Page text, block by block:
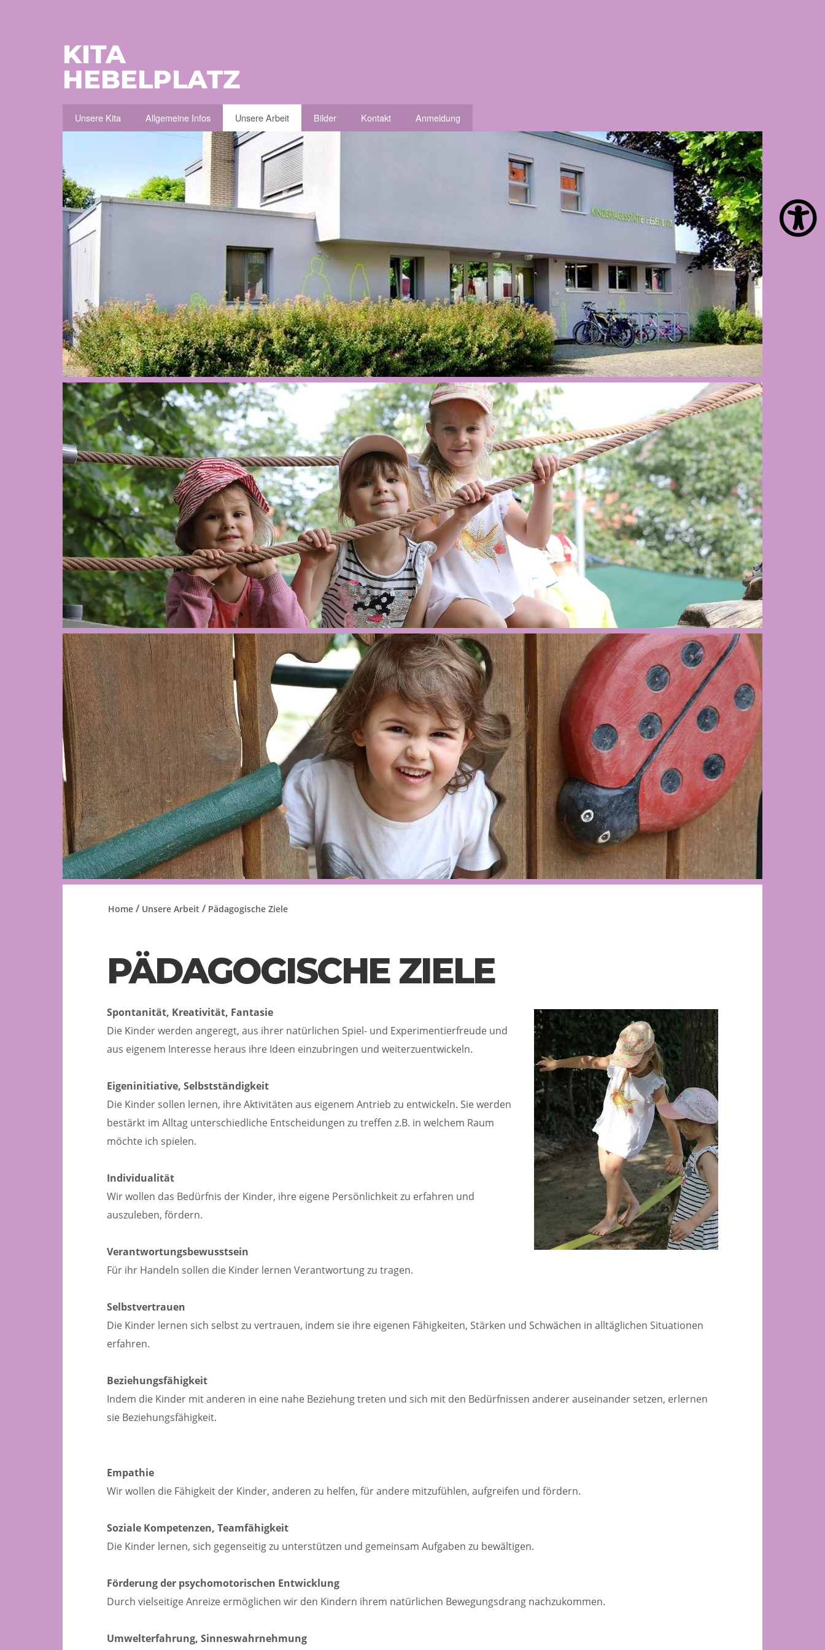
KITA
HEBELPLATZ
Unsere Kita Allgemeine Infos Unsere Arbeit Bilder Kontakt Anmeldung
Home / Unsere Arbeit / Pädagogische Ziele
PÄDAGOGISCHE ZIELE
Spontanität, Kreativität, Fantasie
Die Kinder werden angeregt, aus ihrer natürlichen Spiel- und Experimentierfreude und
aus eigenem Interesse heraus ihre Ideen einzubringen und weiterzuentwickeln.
Eigeninitiative, Selbstständigkeit
Die Kinder sollen lernen, ihre Aktivitäten aus eigenem Antrieb zu entwickeln. Sie werden
bestärkt im Alltag unterschiedliche Entscheidungen zu treffen z.B. in welchem Raum
möchte ich spielen.
Individualität
Wir wollen das Bedürfnis der Kinder, ihre eigene Persönlichkeit zu erfahren und
auszuleben, fördern.
Verantwortungsbewusstsein
Für ihr Handeln sollen die Kinder lernen Verantwortung zu tragen.
Selbstvertrauen
Die Kinder lernen sich selbst zu vertrauen, indem sie ihre eigenen Fähigkeiten, Stärken und Schwächen in alltäglichen Situationen
erfahren.
Beziehungsfähigkeit
Indem die Kinder mit anderen in eine nahe Beziehung treten und sich mit den Bedürfnissen anderer auseinander setzen, erlernen
sie Beziehungsfähigkeit.
Empathie
Wir wollen die Fähigkeit der Kinder, anderen zu helfen, für andere mitzufühlen, aufgreifen und fördern.
Soziale Kompetenzen, Teamfähigkeit
Die Kinder lernen, sich gegenseitig zu unterstützen und gemeinsam Aufgaben zu bewältigen.
Förderung der psychomotorischen Entwicklung
Durch vielseitige Anreize ermöglichen wir den Kindern ihrem natürlichen Bewegungsdrang nachzukommen.
Umwelterfahrung, Sinneswahrnehmung